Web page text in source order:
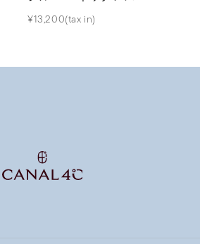
¥13,200(tax in)